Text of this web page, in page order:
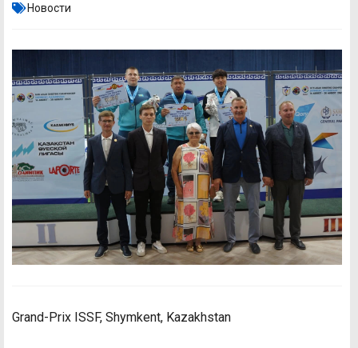
Новости
Grand-Prix ISSF, Shymkent, Kazakhstan